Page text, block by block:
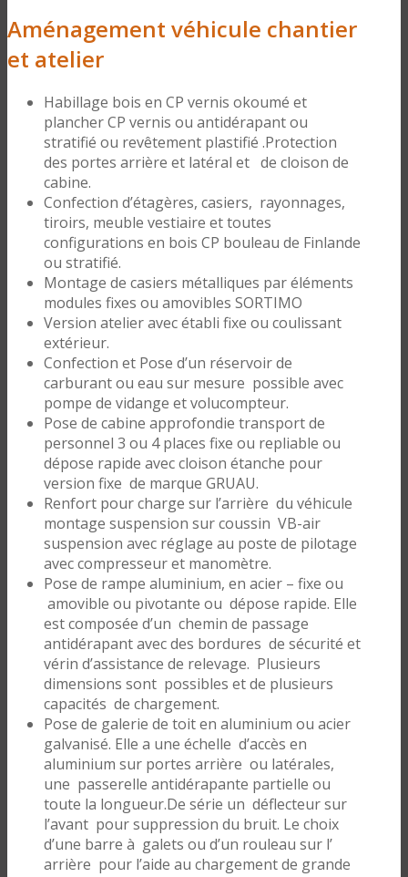
Aménagement véhicule chantier
et atelier
Habillage bois en CP vernis okoumé et
plancher CP vernis ou antidérapant ou
stratifié ou revêtement plastifié .Protection
des portes arrière et latéral et de cloison de
cabine.
Confection d’étagères, casiers, rayonnages,
tiroirs, meuble vestiaire et toutes
configurations en bois CP bouleau de Finlande
ou stratifié.
Montage de casiers métalliques par éléments
modules fixes ou amovibles SORTIMO
Version atelier avec établi fixe ou coulissant
extérieur.
Confection et Pose d’un réservoir de
carburant ou eau sur mesure possible avec
pompe de vidange et volucompteur.
Pose de cabine approfondie transport de
personnel 3 ou 4 places fixe ou repliable ou
dépose rapide avec cloison étanche pour
version fixe de marque GRUAU.
Renfort pour charge sur l’arrière du véhicule
montage suspension sur coussin VB-air
suspension avec réglage au poste de pilotage
avec compresseur et manomètre.
Pose de rampe aluminium, en acier – fixe ou
amovible ou pivotante ou dépose rapide. Elle
est composée d’un chemin de passage
antidérapant avec des bordures de sécurité et
vérin d’assistance de relevage. Plusieurs
dimensions sont possibles et de plusieurs
capacités de chargement.
Pose de galerie de toit en aluminium ou acier
galvanisé. Elle a une échelle d’accès en
aluminium sur portes arrière ou latérales,
une passerelle antidérapante partielle ou
toute la longueur.De série un déflecteur sur
l’avant pour suppression du bruit. Le choix
d’une barre à galets ou d’un rouleau sur l’
arrière pour l’aide au chargement de grande